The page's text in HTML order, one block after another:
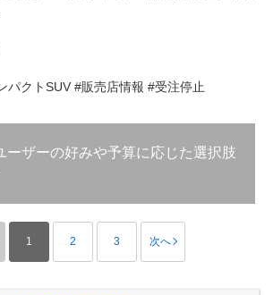
パクトSUV #販売店情報 #受注停止
ーザーの好みや予算に応じた選択肢
1 2 3 次へ